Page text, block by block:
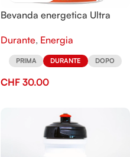
Bevanda energetica Ultra
Durante, Energia
PRIMA DURANTE DOPO
CHF 30.00